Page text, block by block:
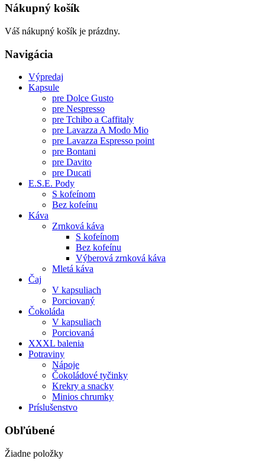
Nákupný košík
Váš nákupný košík je prázdny.
Navigácia
Výpredaj
Kapsule
pre Dolce Gusto
pre Nespresso
pre Tchibo a Caffitaly
pre Lavazza A Modo Mio
pre Lavazza Espresso point
pre Bontani
pre Davito
pre Ducati
E.S.E. Pody
S kofeínom
Bez kofeínu
Káva
Zrnková káva
S kofeínom
Bez kofeínu
Výberová zrnková káva
Mletá káva
Čaj
V kapsuliach
Porciovaný
Čokoláda
V kapsuliach
Porciovaná
XXXL balenia
Potraviny
Nápoje
Čokoládové tyčinky
Krekry a snacky
Minios chrumky
Príslušenstvo
Obľúbené
Žiadne položky